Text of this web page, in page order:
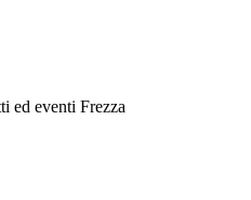
ed eventi Frezza